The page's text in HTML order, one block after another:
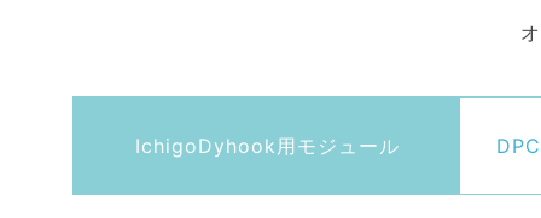
IchigoDyhook用モジュール DPC